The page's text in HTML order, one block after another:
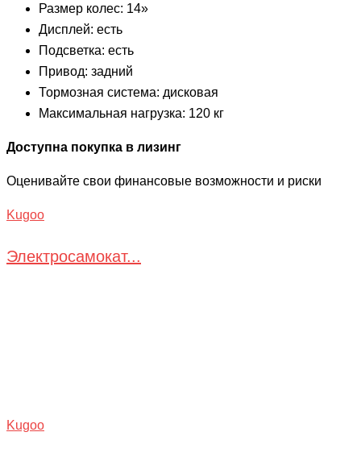
Размер колес: 14»
Дисплей: есть
Подсветка: есть
Привод: задний
Тормозная система: дисковая
Максимальная нагрузка: 120 кг
Доступна покупка в лизинг
Оценивайте свои финансовые возможности и риски
Kugoo
Электросамокат...
Kugoo